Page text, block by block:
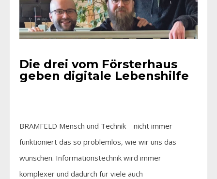
Die drei vom Försterhaus
geben digitale Lebenshilfe
BRAMFELD Mensch und Technik – nicht immer
funktioniert das so problemlos, wie wir uns das
wünschen. Informationstechnik wird immer
komplexer und dadurch für viele auch